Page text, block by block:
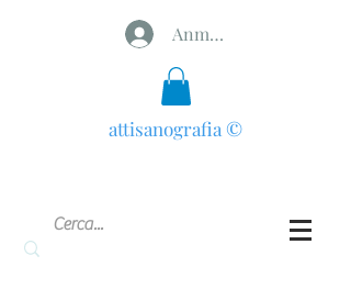
Anmelden
attisanografia ©